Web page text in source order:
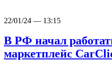
22/01/24 — 13:15
В РФ начал
маркетплейс